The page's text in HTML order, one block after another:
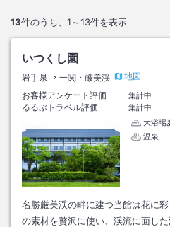
13件のうち、 1～13件を表示
いつくし園
岩手県 一関・厳美渓
地図
お客様アンケート評価
集計中
るるぶトラベル評価
集計中
大浴場
温泉
名勝厳美渓の畔に建つ当館は花に
の素材を贅沢に使い、渓流に面し